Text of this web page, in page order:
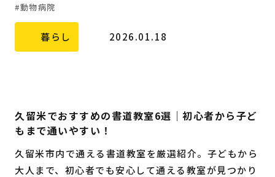
動物病院
暮らし 2026.01.18
久留米でおすすめの書道教室6選｜初心者から子ど
もまで通いやすい！
久留米市内で通える書道教室を厳選紹介。子どもから
大人まで、初心者でも安心して通える教室が見つかり